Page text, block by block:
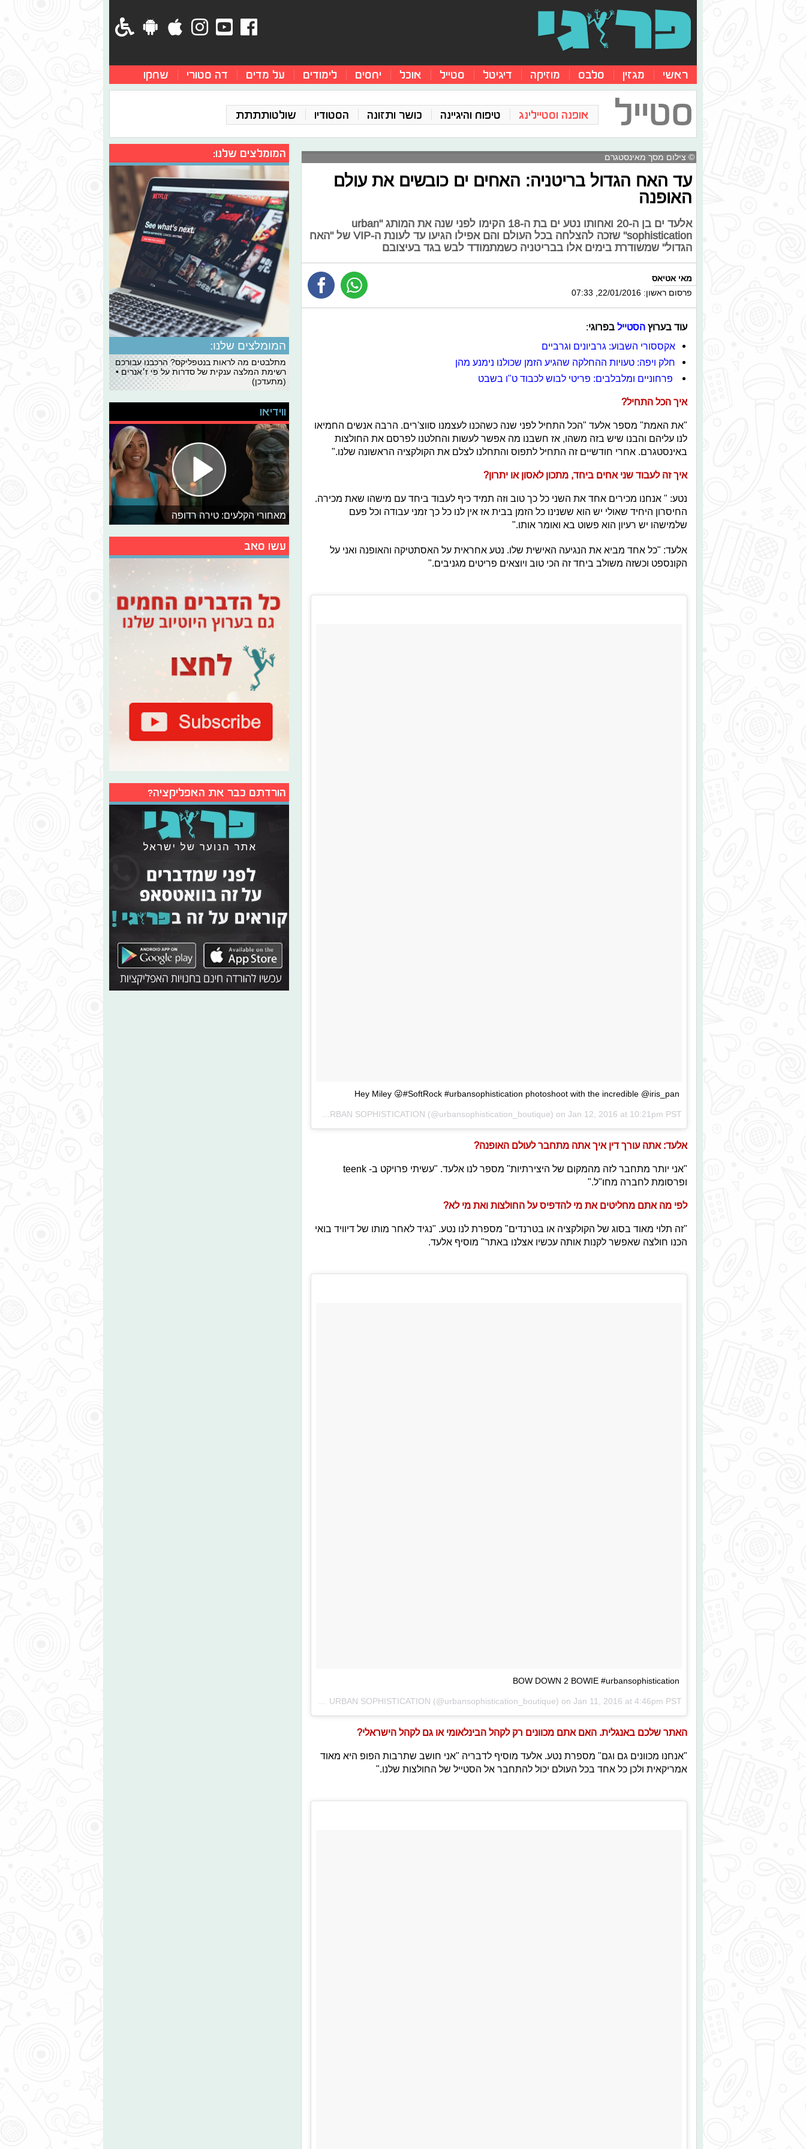
ראשי מגזין סלבס מוזיקה דיגיטל סטייל אוכל יחסים לימודים על מדים דה סטורי שחקו
סטייל אופנה וסטיילינג טיפוח והיגיינה כושר ותזונה הסטודיו שולטותתתת
© צילום מסך מאינסטגרם
עד האח הגדול בריטניה: האחים ים כובשים את עולם
האופנה
אלעד ים בן ה-20 ואחותו נטע ים בת ה-18 הקימו לפני שנה את המותג "urban
sophistication" שזכה להצלחה בכל העולם והם אפילו הגיעו עד לעונת ה-VIP של "האח
הגדול" שמשודרת בימים אלו בבריטניה כשמתמודד לבש בגד בעיצובם
מאי אטיאס
פרסום ראשון: 22/01/2016, 07:33
עוד בערוץ הסטייל בפרוגי:
אקססורי השבוע: גרביונים וגרביים
חלק ויפה: טעויות ההחלקה שהגיע הזמן שכולנו נימנע מהן
פרחוניים ומלבלבים: פריטי לבוש לכבוד ט"ו בשבט
איך הכל התחיל?
"את האמת" מספר אלעד "הכל התחיל לפני שנה כשהכנו לעצמנו סווצ'רים. הרבה אנשים החמיאו
לנו עליהם והבנו שיש בזה משהו, אז חשבנו מה אפשר לעשות והחלטנו לפרסם את החולצות
באינסטגרם. אחרי חודשיים זה התחיל לתפוס והתחלנו לצלם את הקולקציה הראשונה שלנו."
איך זה לעבוד שני אחים ביחד, מתכון לאסון או יתרון?
נטע: " אנחנו מכירים אחד את השני כל כך טוב וזה תמיד כיף לעבוד ביחד עם מישהו שאת מכירה.
החיסרון היחיד שאולי יש הוא ששנינו כל הזמן בבית אז אין לנו כל כך זמני עבודה וכל פעם
שלמישהו יש רעיון הוא פשוט בא ואומר אותו."
אלעד: "כל אחד מביא את הנגיעה האישית שלו. נטע אחראית על האסתטיקה והאופנה ואני על
הקונספט וכשזה משולב ביחד זה הכי טוב ויוצאים פריטים מגניבים."
Hey Miley 😜#SoftRock #urbansophistication photoshoot with the incredible @iris_pan
Jan 12, 2016 at 10:21pm PST
אלעד: אתה עורך דין איך אתה מתחבר לעולם האופנה?
"אני יותר מתחבר לזה מהמקום של היצירתיות" מספר לנו אלעד. "עשיתי פרויקט ב- teenk
ופרסומת לחברה מחו"ל."
לפי מה אתם מחליטים את מי להדפיס על החולצות ואת מי לא?
"זה תלוי מאוד בסוג של הקולקציה או בטרנדים" מספרת לנו נטע. "נגיד לאחר מותו של דיוויד בואי
הכנו חולצה שאפשר לקנות אותה עכשיו אצלנו באתר" מוסיף אלעד.
BOW DOWN 2 BOWIE #urbansophistication
Jan 11, 2016 at 4:46pm PST
האתר שלכם באנגלית. האם אתם מכוונים רק לקהל הבינלאומי או גם לקהל הישראלי?
"אנחנו מכוונים גם וגם" מספרת נטע. אלעד מוסיף לדבריה "אני חושב שתרבות הפופ היא מאוד
אמריקאית ולכן כל אחד בכל העולם יכול להתחבר אל הסטייל של החולצות שלנו."
המומלצים שלנו:
המומלצים שלנו:
מתלבטים מה לראות בנטפליקס? הרכבנו עבורכם
רשימת המלצה ענקית של סדרות על פי ז׳אנרים •
(מתעדכן)
ווידיאו
מאחורי הקלעים: טירה רדופה
עשו סאב
הורדתם כבר את האפליקציה?